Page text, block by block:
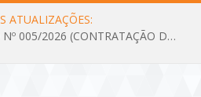
ATUALIZAÇÕES:
DISPENSA DE LICITAÇÃO Nº 005/2026 (CONTRATAÇÃO DE SERVIÇOS TÉCNICOS DE CONSULTORIA E ASSESSORIA EM LICITAÇÃO COM ANÁLISE E ACOMPANHAMENTO DE PROCESSOS LICITATÓRIOS PARA ATENDER AS NECESSIDADES DO INSTITUTO DE PREVIDÊNCIA DO MUNICÍPIO DE BAIÃO – IPMB)